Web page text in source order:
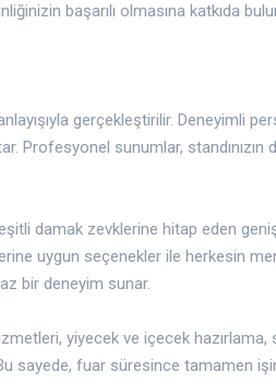
başarılı olmasına katkıda
gerçekleştirilir. Deneyimli
Profesyonel sunumlar, standınızın
damak zevklerine hitap eden
uygun seçenekler ile herkesin
bir deneyim sunar.
yiyecek ve içecek
sayede, fuar süresince tamamen